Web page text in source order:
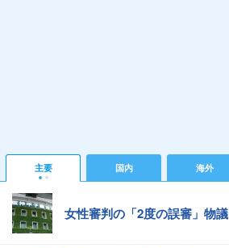
主要 国内 海外
女性審判の「2度の誤審」物議